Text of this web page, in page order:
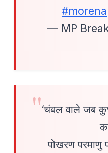
#morena
— MP
‘चंबल वाले जब
पोखरण परमाणु